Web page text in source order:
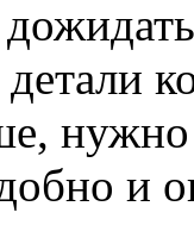
детали
нужно
и